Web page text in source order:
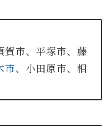
賀市、平塚市、藤
、 小田原市、相